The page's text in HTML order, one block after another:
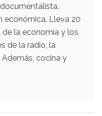
económica. Lleva 20
la economía y los
de la radio, la
cocina y